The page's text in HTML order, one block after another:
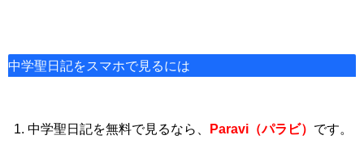
中学聖日記をスマホで見るには
中学聖日記を無料で見るなら、 Paravi（パラビ） です。